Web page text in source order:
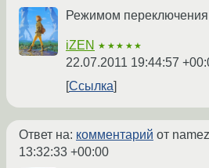
Режимом переключения
iZEN ★★★★★
22.07.2011 19:44:57
Ссылка
Ответ на: комментарий от
13:32:33 +00:00